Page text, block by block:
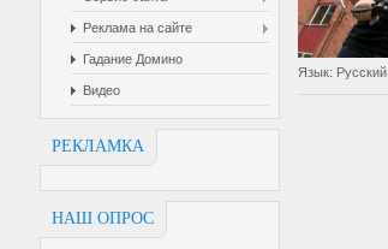
Реклама на сайте
Гадание Домино
Видео
РЕКЛАМКА
НАШ ОПРОС
Язык: Русский